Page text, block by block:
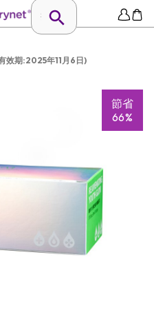
效期:2025年11月6日)
節省
66%